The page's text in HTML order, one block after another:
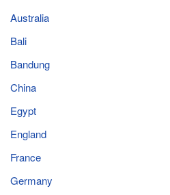
Australia
Bali
Bandung
China
Egypt
England
France
Germany